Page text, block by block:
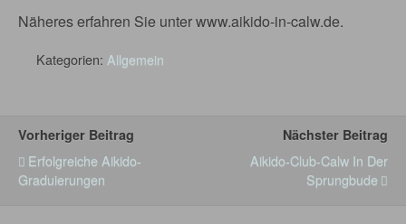
Näheres erfahren Sie unter www.aikido-in-calw.de.
Kategorien: Allgemein
Vorheriger Beitrag
Erfolgreiche Aikido-
Graduierungen
Nächster Beitrag
Aikido-Club-Calw In Der
Sprungbude